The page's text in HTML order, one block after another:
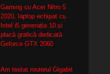
Gaming cu Acer Nitro 5
2020, laptop echipat cu
Intel i5 generația 10 și
placă grafică dedicată
Geforce GTX 2060
Am testat routerul Gigabit